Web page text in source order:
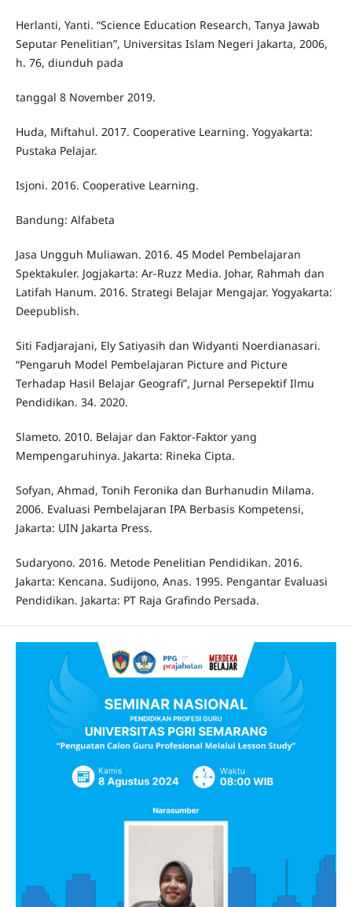
Herlanti, Yanti. “Science Education Research, Tanya Jawab
Seputar Penelitian”, Universitas Islam Negeri Jakarta, 2006,
h. 76, diunduh pada
tanggal 8 November 2019.
Huda, Miftahul. 2017. Cooperative Learning. Yogyakarta:
Pustaka Pelajar.
Isjoni. 2016. Cooperative Learning.
Bandung: Alfabeta
Jasa Ungguh Muliawan. 2016. 45 Model Pembelajaran
Spektakuler. Jogjakarta: Ar-Ruzz Media. Johar, Rahmah dan
Latifah Hanum. 2016. Strategi Belajar Mengajar. Yogyakarta:
Deepublish.
Siti Fadjarajani, Ely Satiyasih dan Widyanti Noerdianasari.
“Pengaruh Model Pembelajaran Picture and Picture
Terhadap Hasil Belajar Geografi”, Jurnal Persepektif Ilmu
Pendidikan. 34. 2020.
Slameto. 2010. Belajar dan Faktor-Faktor yang
Mempengaruhinya. Jakarta: Rineka Cipta.
Sofyan, Ahmad, Tonih Feronika dan Burhanudin Milama.
2006. Evaluasi Pembelajaran IPA Berbasis Kompetensi,
Jakarta: UIN Jakarta Press.
Sudaryono. 2016. Metode Penelitian Pendidikan. 2016.
Jakarta: Kencana. Sudijono, Anas. 1995. Pengantar Evaluasi
Pendidikan. Jakarta: PT Raja Grafindo Persada.